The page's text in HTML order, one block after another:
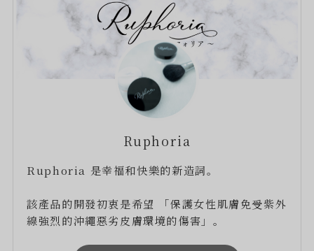
Ruphoria
Ruphoria 是幸福和快樂的新造詞。
該產品的開發初衷是希望 「保護女性肌膚免受紫外
線強烈的沖繩惡劣皮膚環境的傷害」。